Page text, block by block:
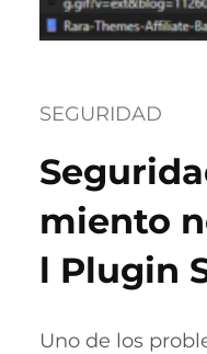
SEGURIDAD
miento
l Plugin
Uno de los